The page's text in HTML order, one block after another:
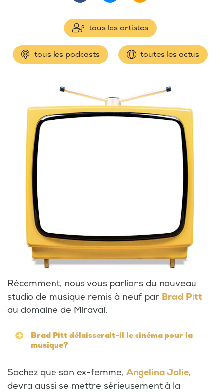
tous les artistes
tous les podcasts toutes les actus
Récemment, nous vous parlions du nouveau
studio de musique remis à neuf par Brad Pitt
au domaine de Miraval.
Brad Pitt délaisserait-il le cinéma pour la
musique?
Sachez que son ex-femme, Angelina Jolie,
devra aussi se mettre sérieusement à la